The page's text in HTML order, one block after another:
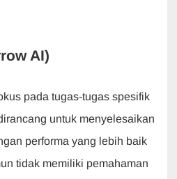
AI)
pada tugas-tugas spesifik
untuk menyelesaikan
performa yang lebih baik
tidak memiliki pemahaman